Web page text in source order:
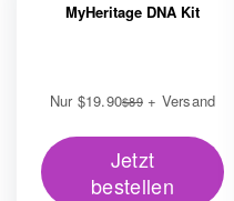
MyHeritage DNA Kit
Nur $19.90$89+ Versand
Jetzt
bestellen